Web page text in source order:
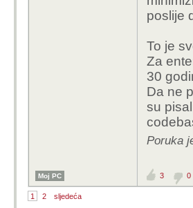
poslije
To je
Za
30
Da ne
su
Poruka
Moj PC 3 0
1 2 sljedeća